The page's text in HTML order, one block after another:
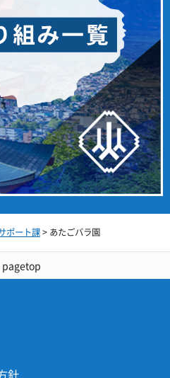
ポート課> あたごバラ園
pagetop
針